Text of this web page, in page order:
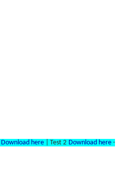
Download here| Test 2 Download here-